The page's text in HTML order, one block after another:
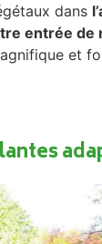
dans
entrée de
et